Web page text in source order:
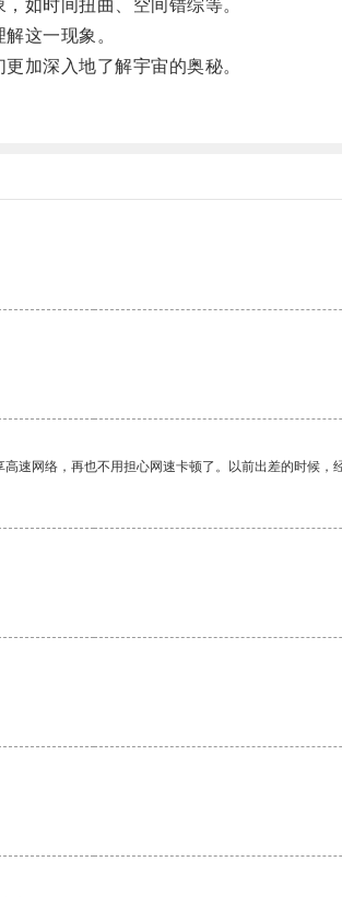
如时间扭曲、空间错综等。
这一现象。
加深入地了解宇宙的奥秘。
速网络，再也不用担心网速卡顿了。以前出差的时候，